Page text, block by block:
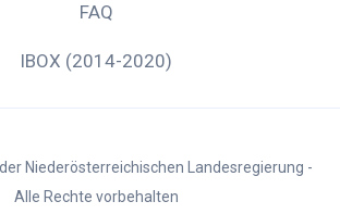
FAQ
IBOX (2014-2020)
Niederösterreichischen Landesregierung -
Alle Rechte vorbehalten